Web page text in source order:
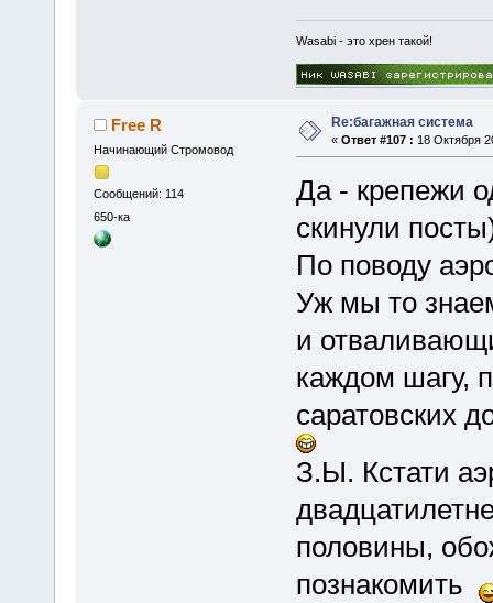
Wasabi - это хрен такой!
Free R
Начинающий Стромовод
Сообщений: 114
650-ка
Re:багажная система
« Ответ #107 : 18 Октября
Да - крепежи
скинули
По поводу
Уж мы то
и
каждом шагу,
саратовских
З.Ы. Кстати
половины,
познакомить